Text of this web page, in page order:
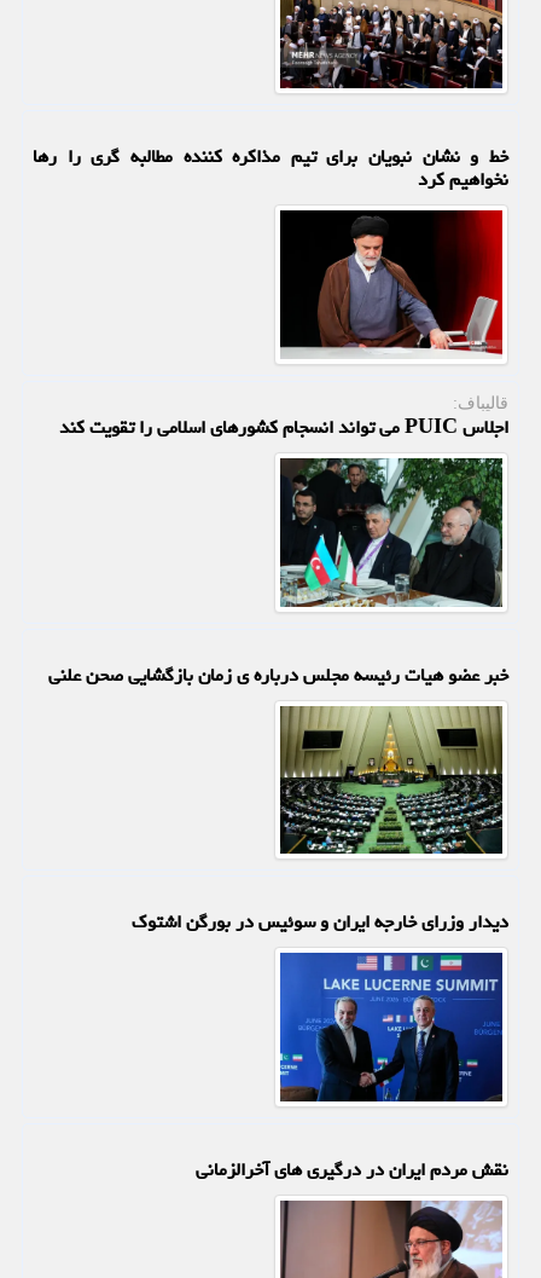
خط و نشان نبویان برای تیم مذاکره کننده مطالبه گری را رها
نخواهیم کرد
قالیباف:
اجلاس PUIC می تواند انسجام کشورهای اسلامی را تقویت کند
خبر عضو هیات رئیسه مجلس درباره ی زمان بازگشایی صحن علنی
دیدار وزرای خارجه ایران و سوئیس در بورگن اشتوک
نقش مردم ایران در درگیری های آخرالزمانی